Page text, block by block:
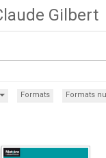
Gilbert
Formats Formats